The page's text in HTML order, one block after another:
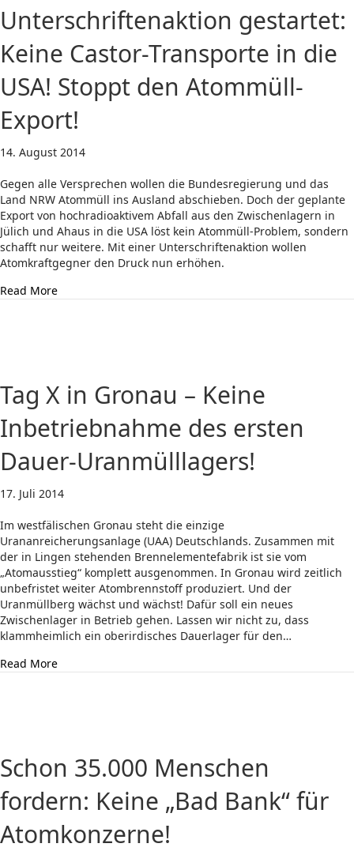
Unterschriftenaktion gestartet:
Keine Castor-Transporte in die
USA! Stoppt den Atommüll-
Export!
14. August 2014
Gegen alle Versprechen wollen die Bundesregierung und das
Land NRW Atommüll ins Ausland abschieben. Doch der geplante
Export von hochradioaktivem Abfall aus den Zwischenlagern in
Jülich und Ahaus in die USA löst kein Atommüll-Problem, sondern
schafft nur weitere. Mit einer Unterschriftenaktion wollen
Atomkraftgegner den Druck nun erhöhen.
Read Moreabout Unterschriftenaktion gestartet: Keine Castor-
Tag X in Gronau – Keine
Inbetriebnahme des ersten
Dauer-Uranmülllagers!
17. Juli 2014
Im westfälischen Gronau steht die einzige
Urananreicherungsanlage (UAA) Deutschlands. Zusammen mit
der in Lingen stehenden Brennelementefabrik ist sie vom
„Atomausstieg“ komplett ausgenommen. In Gronau wird zeitlich
unbefristet weiter Atombrennstoff produziert. Und der
Uranmüllberg wächst und wächst! Dafür soll ein neues
Zwischenlager in Betrieb gehen. Lassen wir nicht zu, dass
klammheimlich ein oberirdisches Dauerlager für den…
Read Moreabout Tag X in Gronau – Keine Inbetriebnahme des
Schon 35.000 Menschen
fordern: Keine „Bad Bank“ für
Atomkonzerne!